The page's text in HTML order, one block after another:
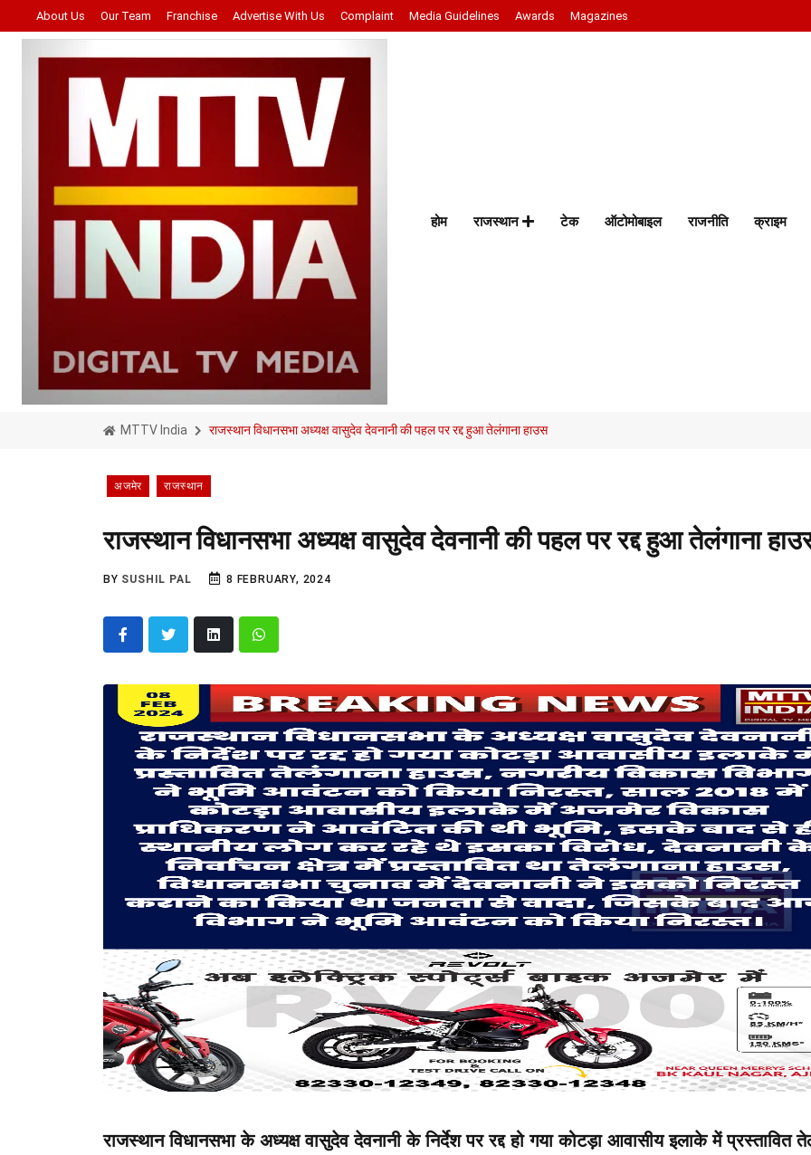
About Us Our Team Franchise Advertise With Us Complaint Media Guidelines Awards Magazines
होम राजस्थान टेक ऑटोमोबाइल राजनीति क्राइम
MTTV India राजस्थान विधानसभा अध्यक्ष वासुदेव देवनानी की पहल पर रद्द हुआ तेलंगाना हाउस
अजमेर राजस्थान
राजस्थान विधानसभा अध्यक्ष वासुदेव देवनानी की पहल पर रद्द हुआ तेलंगाना
BY SUSHIL PAL 8 FEBRUARY, 2024
राजस्थान विधानसभा के अध्यक्ष वासुदेव देवनानी के निर्देश पर रद्द हो गया कोटड़ा आवासीय इलाके में प्रस्तावित